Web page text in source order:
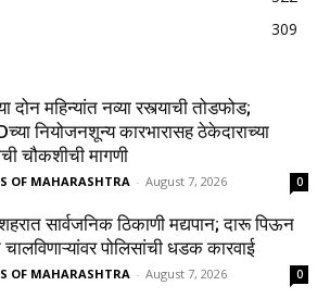
309
दोन महिन्यांत नव्या रस्त्याची तोडफोड;
नियोजनशून्य कारभारासह ठेकेदाराच्या
चौकशीची मागणी
OF MAHARASHTRA - August 7, 2026 0
सार्वजनिक ठिकाणी मद्यपान; दारू पिऊन
चालविणाऱ्यांवर पोलिसांची धडक कारवाई
OF MAHARASHTRA - August 7, 2026 0